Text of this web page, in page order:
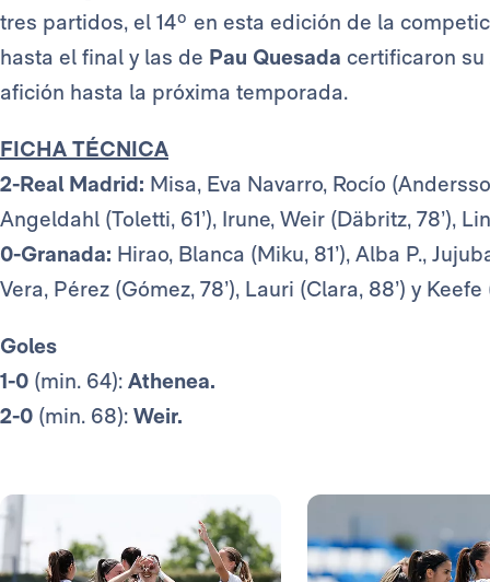
tres partidos, el 14º en esta edición de la
hasta el final y las de Pau Quesada certificaron su
afición hasta la próxima temporada.
FICHA TÉCNICA
2-Real Madrid: Misa, Eva Navarro, Rocío
Angeldahl (Toletti, 61’), Irune, Weir (Däbritz, 78’),
0-Granada: Hirao, Blanca (Miku, 81’), Alba P.,
Vera, Pérez (Gómez, 78’), Lauri (Clara, 88’) y Keefe
Goles
1-0 (min. 64): Athenea.
2-0 (min. 68): Weir.